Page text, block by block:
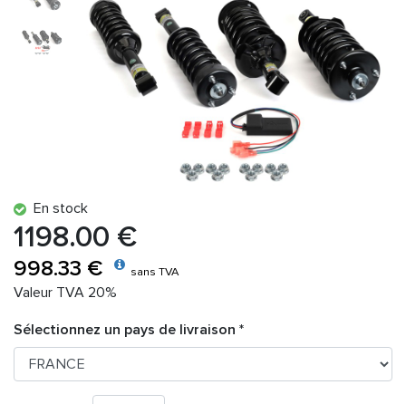
En stock
1198.00 €
998.33 € sans TVA
Valeur TVA 20%
Sélectionnez un pays de livraison *